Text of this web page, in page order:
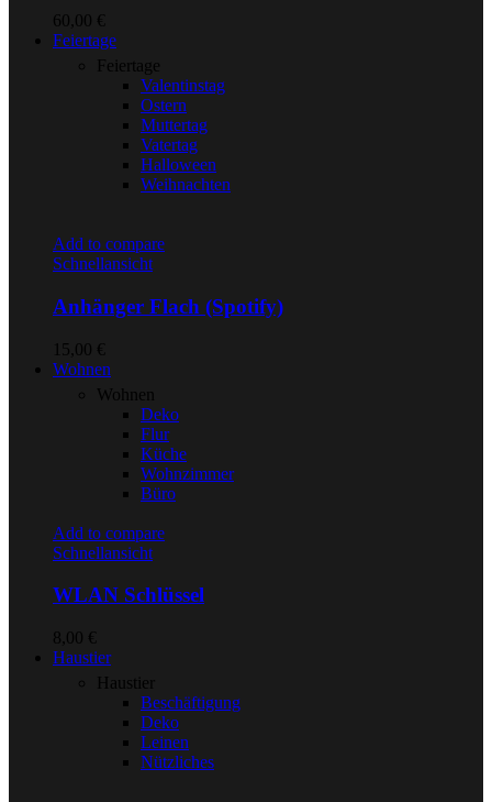
60,00 €
Feiertage
Feiertage
Valentinstag
Ostern
Muttertag
Vatertag
Halloween
Weihnachten
Add to compare
Schnellansicht
Anhänger Flach (Spotify)
15,00 €
Wohnen
Wohnen
Deko
Flur
Küche
Wohnzimmer
Büro
Add to compare
Schnellansicht
WLAN Schlüssel
8,00 €
Haustier
Haustier
Beschäftigung
Deko
Leinen
Nützliches